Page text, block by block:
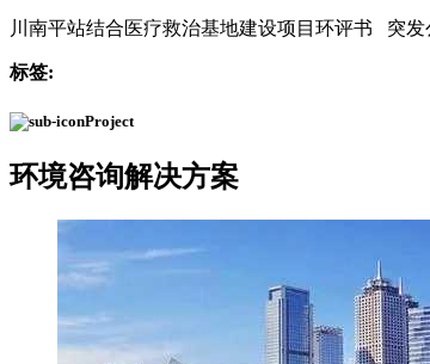
川南平站结合医疗救治基地建设项目环评书 突
标签:
Project
环境咨询解决方案